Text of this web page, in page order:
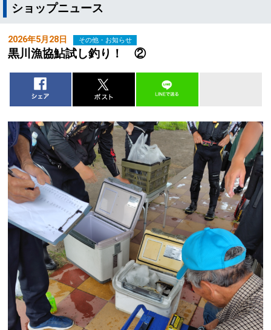
ショップニュース
2026年5月28日 その他・お知らせ
黒川漁協鮎試し釣り！ ②